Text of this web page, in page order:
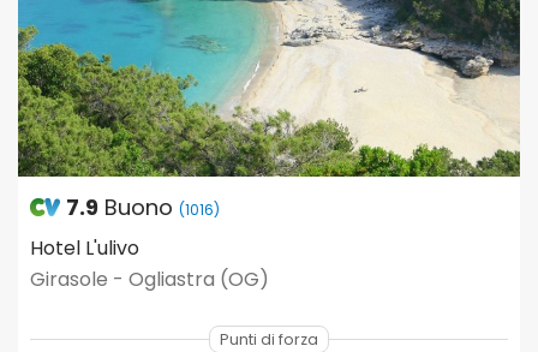
7.9 Buono (1016)
Hotel L'ulivo
Girasole - Ogliastra (OG)
Punti di forza